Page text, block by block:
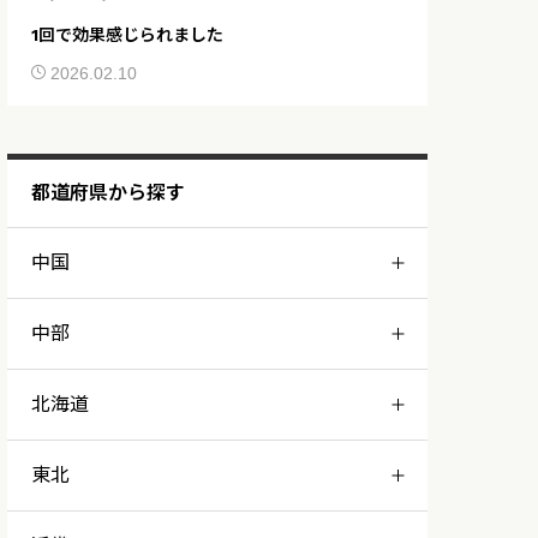
1回で効果感じられました
2026.02.10
都道府県から探す
中国
山口
岡山
中部
新潟
北海道
札幌
東北